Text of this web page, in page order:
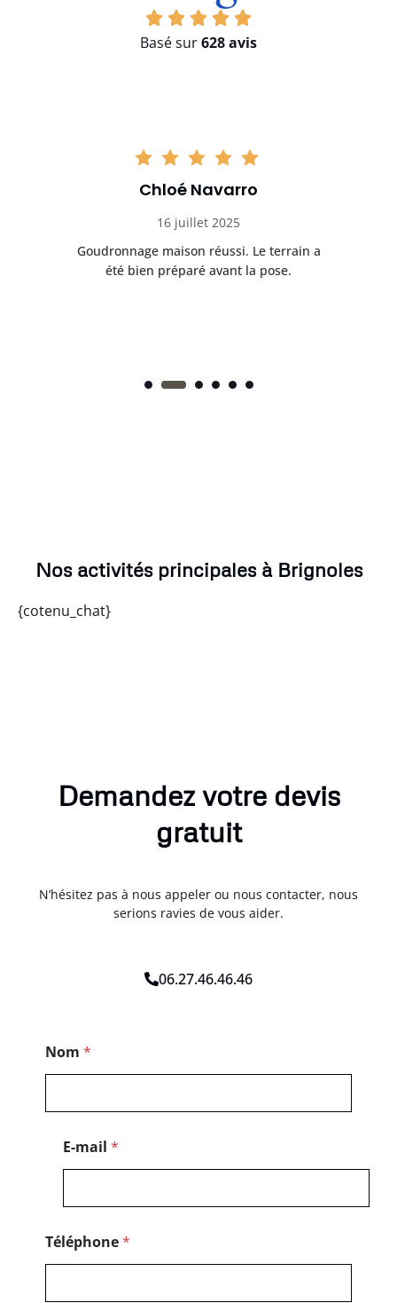
Basé sur628 avis
Chloé Navarro
16 juillet 2025
Goudronnage maison réussi. Le terrain a
été bien préparé avant la pose.
Nos activités principales à Brignoles
{cotenu_chat}
Demandez votre devis
gratuit
N’hésitez pas à nous appeler ou nous contacter, nous
serions ravies de vous aider.
06.27.46.46.46
Nom *
E-mail *
Téléphone*